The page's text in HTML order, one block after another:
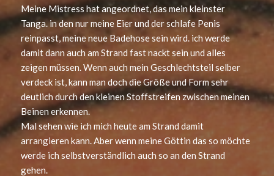
Meine Mistress hat angeordnet, das mein kleinster
Tanga. in den nur meine Eier und der schlafe Penis
reinpasst, meine neue Badehose sein wird. ich werde
damit dann auch am Strand fast nackt sein und alles
zeigen müssen. Wenn auch mein Geschlechtsteil selber
verdeck ist, kann man doch die Größe und Form sehr
deutlich durch den kleinen Stoffstreifen zwischen meinen
Beinen erkennen.
Mal sehen wie ich mich heute am Strand damit
arrangieren kann. Aber wenn meine Göttin das so möchte
werde ich selbstverständlich auch so an den Strand
gehen.